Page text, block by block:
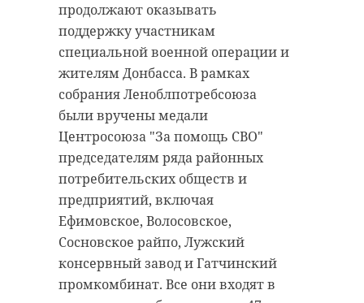
продолжают оказывать
поддержку участникам
специальной военной операции и
жителям Донбасса. В рамках
собрания Леноблпотребсоюза
были вручены медали
Центросоюза "За помощь СВО"
председателям ряда районных
потребительских обществ и
предприятий, включая
Ефимовское, Волосовское,
Сосновское райпо, Лужский
консервный завод и Гатчинский
промкомбинат. Все они входят в